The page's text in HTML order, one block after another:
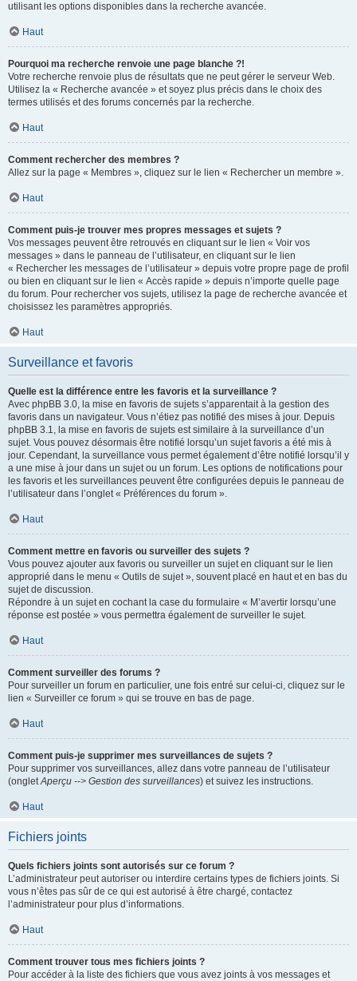
utilisant les options disponibles dans la recherche avancée.
Haut
Pourquoi ma recherche renvoie une page blanche ?!
Votre recherche renvoie plus de résultats que ne peut gérer le serveur Web.
Utilisez la « Recherche avancée » et soyez plus précis dans le choix des
termes utilisés et des forums concernés par la recherche.
Haut
Comment rechercher des membres ?
Allez sur la page « Membres », cliquez sur le lien « Rechercher un membre ».
Haut
Comment puis-je trouver mes propres messages et sujets ?
Vos messages peuvent être retrouvés en cliquant sur le lien « Voir vos
messages » dans le panneau de l’utilisateur, en cliquant sur le lien
« Rechercher les messages de l’utilisateur » depuis votre propre page de profil
ou bien en cliquant sur le lien « Accès rapide » depuis n’importe quelle page
du forum. Pour rechercher vos sujets, utilisez la page de recherche avancée et
choisissez les paramètres appropriés.
Haut
Surveillance et favoris
Quelle est la différence entre les favoris et la surveillance ?
Avec phpBB 3.0, la mise en favoris de sujets s’apparentait à la gestion des
favoris dans un navigateur. Vous n’étiez pas notifié des mises à jour. Depuis
phpBB 3.1, la mise en favoris de sujets est similaire à la surveillance d’un
sujet. Vous pouvez désormais être notifié lorsqu’un sujet favoris a été mis à
jour. Cependant, la surveillance vous permet également d’être notifié lorsqu’il y
a une mise à jour dans un sujet ou un forum. Les options de notifications pour
les favoris et les surveillances peuvent être configurées depuis le panneau de
l’utilisateur dans l’onglet « Préférences du forum ».
Haut
Comment mettre en favoris ou surveiller des sujets ?
Vous pouvez ajouter aux favoris ou surveiller un sujet en cliquant sur le lien
approprié dans le menu « Outils de sujet », souvent placé en haut et en bas du
sujet de discussion.
Répondre à un sujet en cochant la case du formulaire « M’avertir lorsqu’une
réponse est postée » vous permettra également de surveiller le sujet.
Haut
Comment surveiller des forums ?
Pour surveiller un forum en particulier, une fois entré sur celui-ci, cliquez sur le
lien « Surveiller ce forum » qui se trouve en bas de page.
Haut
Comment puis-je supprimer mes surveillances de sujets ?
Pour supprimer vos surveillances, allez dans votre panneau de l’utilisateur
(ongletAperçu --> Gestion des surveillances) et suivez les instructions.
Haut
Fichiers joints
Quels fichiers joints sont autorisés sur ce forum ?
L’administrateur peut autoriser ou interdire certains types de fichiers joints. Si
vous n’êtes pas sûr de ce qui est autorisé à être chargé, contactez
l’administrateur pour plus d’informations.
Haut
Comment trouver tous mes fichiers joints ?
Pour accéder à la liste des fichiers que vous avez joints à vos messages et